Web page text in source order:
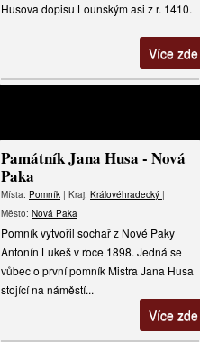
Husova dopisu Lounským asi z r. 1410.
Více zde
Památník Jana Husa - Nová
Paka
Místa: Pomník | Kraj: Královéhradecký |
Město: Nová Paka
Pomník vytvořil sochař z Nové Paky
Antonín Lukeš v roce 1898. Jedná se
vůbec o první pomník Mistra Jana Husa
stojící na náměstí...
Více zde